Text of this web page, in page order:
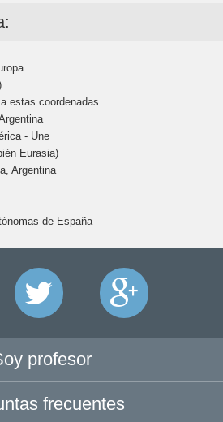
estas coordenadas
- Une
Eurasia)
Argentina
de España
profesor
frecuentes